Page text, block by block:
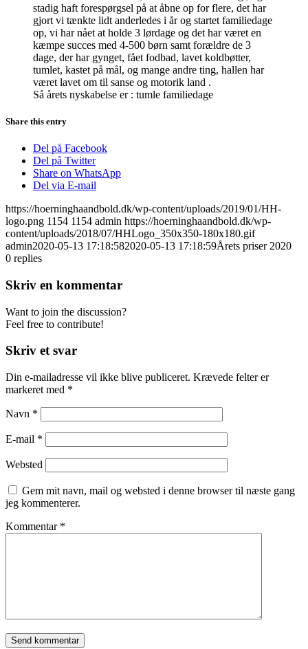
stadig haft forespørgsel på at åbne op for flere, det har
gjort vi tænkte lidt anderledes i år og startet familiedage
op, vi har nået at holde 3 lørdage og det har været en
kæmpe succes med 4-500 børn samt forældre de 3
dage, der har gynget, fået fodbad, lavet koldbøtter,
tumlet, kastet på mål, og mange andre ting, hallen har
været lavet om til sanse og motorik land .
Så årets nyskabelse er : tumle familiedage
Share this entry
Del på Facebook
Del på Twitter
Share on WhatsApp
Del via E-mail
https://hoerninghaandbold.dk/wp-content/uploads/2019/01/HH-
logo.png 1154 1154 admin https://hoerninghaandbold.dk/wp-
content/uploads/2018/07/HHLogo_350x350-180x180.gif
admin2020-05-13 17:18:582020-05-13 17:18:59Årets priser 2020
0 replies
Skriv en kommentar
Want to join the discussion?
Feel free to contribute!
Skriv et svar
Din e-mailadresse vil ikke blive publiceret. Krævede felter er
markeret med *
Navn *
E-mail *
Websted
Gem mit navn, mail og websted i denne browser til næste gang
jeg kommenterer.
Kommentar *